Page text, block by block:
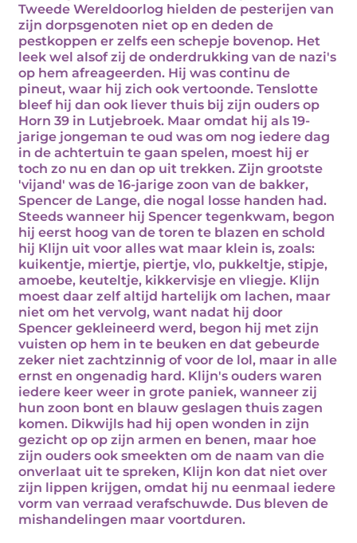
Tweede Wereldoorlog hielden de pesterijen van
zijn dorpsgenoten niet op en deden de
pestkoppen er zelfs een schepje bovenop. Het
leek wel alsof zij de onderdrukking van de nazi's
op hem afreageerden. Hij was continu de
pineut, waar hij zich ook vertoonde. Tenslotte
bleef hij dan ook liever thuis bij zijn ouders op
Horn 39 in Lutjebroek. Maar omdat hij als 19-
jarige jongeman te oud was om nog iedere dag
in de achtertuin te gaan spelen, moest hij er
toch zo nu en dan op uit trekken. Zijn grootste
'vijand' was de 16-jarige zoon van de bakker,
Spencer de Lange, die nogal losse handen had.
Steeds wanneer hij Spencer tegenkwam, begon
hij eerst hoog van de toren te blazen en schold
hij Klijn uit voor alles wat maar klein is, zoals:
kuikentje, miertje, piertje, vlo, pukkeltje, stipje,
amoebe, keuteltje, kikkervisje en vliegje. Klijn
moest daar zelf altijd hartelijk om lachen, maar
niet om het vervolg, want nadat hij door
Spencer gekleineerd werd, begon hij met zijn
vuisten op hem in te beuken en dat gebeurde
zeker niet zachtzinnig of voor de lol, maar in alle
ernst en ongenadig hard. Klijn's ouders waren
iedere keer weer in grote paniek, wanneer zij
hun zoon bont en blauw geslagen thuis zagen
komen. Dikwijls had hij open wonden in zijn
gezicht op op zijn armen en benen, maar hoe
zijn ouders ook smeekten om de naam van die
onverlaat uit te spreken, Klijn kon dat niet over
zijn lippen krijgen, omdat hij nu eenmaal iedere
vorm van verraad verafschuwde. Dus bleven de
mishandelingen maar voortduren.